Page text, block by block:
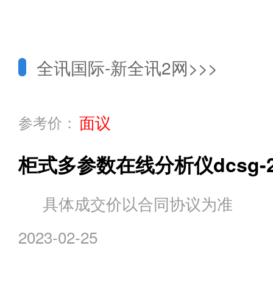
全讯国际-新全讯2网>>>
参考价： 面议
柜式多参数在线分析仪
具体成交价以合同协议为准
2023-02-25